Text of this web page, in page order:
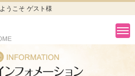
ようこそ ゲスト様